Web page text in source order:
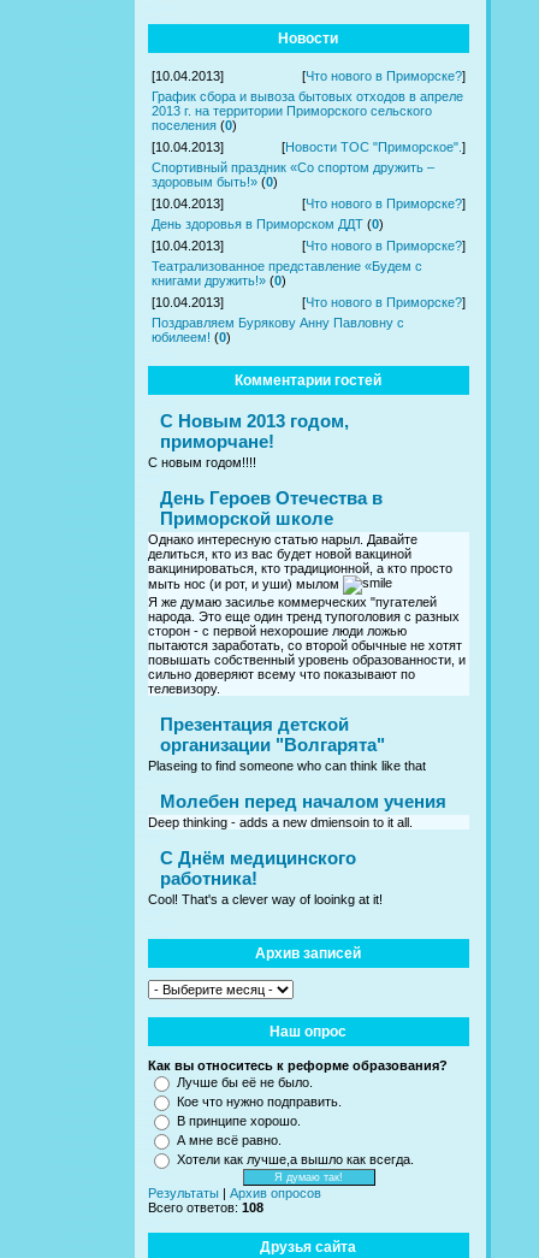
Новости
[10.04.2013] [Что нового в Приморске?]
График сбора и вывоза бытовых отходов в апреле
2013 г. на территории Приморского сельского
поселения (0)
[10.04.2013]
[Новости ТОС "Приморское". ]
Спортивный праздник «Со спортом дружить –
здоровым быть!» (0)
[10.04.2013]
[Что нового в Приморске?]
День здоровья в Приморском ДДТ (0)
[10.04.2013]
[Что нового в Приморске?]
Театрализованное представление «Будем с
книгами дружить!» (0)
[10.04.2013]
[Что нового в Приморске?]
Поздравляем Бурякову Анну Павловну с
юбилеем! (0)
Комментарии гостей
С Новым 2013 годом,
приморчане!
С новым годом!!!!
День Героев Отечества в
Приморской школе
Однако интересную статью нарыл. Давайте
делиться, кто из вас будет новой вакциной
вакцинироваться, кто традиционной, а кто просто
мыть нос (и рот, и уши) мылом
Я же думаю засилье коммерческих "пугателей
народа. Это еще один тренд тупоголовия с разных
сторон - с первой нехорошие люди ложью
пытаются заработать, со второй обычные не хотят
повышать собственный уровень образованности, и
сильно доверяют всему что показывают по
телевизору.
Презентация детской
организации "Волгарята"
Plaseing to find someone who can think like that
Молебен перед началом учения
Deep thinking - adds a new dmiensoin to it all.
C Днём медицинского
работника!
Cool! That's a clever way of looinkg at it!
Архив записей
Наш опрос
Как вы относитесь к реформе образования?
Лучше бы её не было.
Кое что нужно подправить.
В принципе хорошо.
А мне всё равно.
Хотели как лучше,а вышло как всегда.
Результаты
Архив опросов
Всего ответов: 108
Друзья сайта